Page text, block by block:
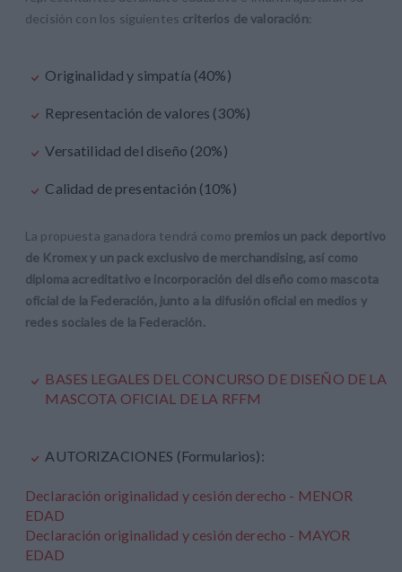
decisión con los siguientes criterios de valoración:
Originalidad y simpatía (40%)
Representación de valores (30%)
Versatilidad del diseño (20%)
Calidad de presentación (10%)
La propuesta ganadora tendrá como premios un pack deportivo
de Kromex y un pack exclusivo de merchandising, así como
diploma acreditativo e incorporación del diseño como mascota
oficial de la Federación, junto a la difusión oficial en medios y
redes sociales de la Federación.
BASES LEGALES DEL CONCURSO DE DISEÑO DE LA
MASCOTA OFICIAL DE LA RFFM
AUTORIZACIONES (Formularios):
Declaración originalidad y cesión derecho - MENOR
EDAD
Declaración originalidad y cesión derecho - MAYOR
EDAD